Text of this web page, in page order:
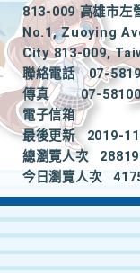
813-009 高雄市左
No.1, Zuoying
City 813-009,
聯絡電話
07-
傳真
07-
電子信箱
最後更新
2019-
總瀏覽人次
今日瀏覽人次